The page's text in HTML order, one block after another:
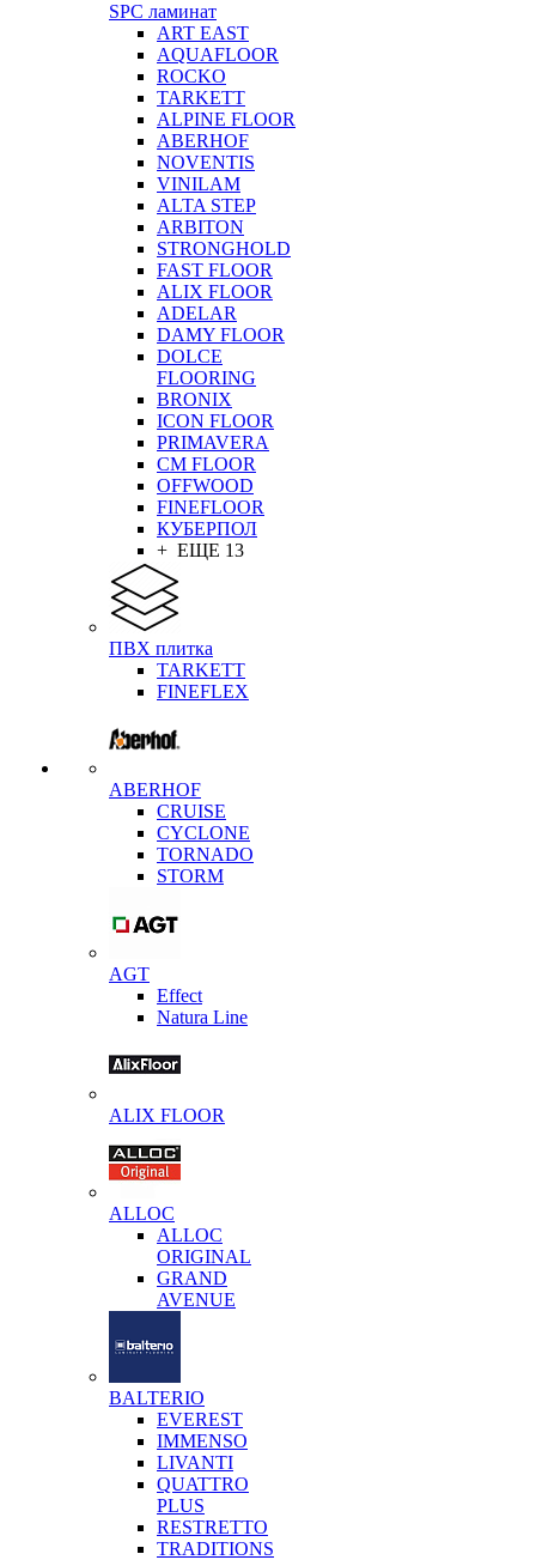
SPC ламинат
ART EAST
AQUAFLOOR
ROCKO
TARKETT
ALPINE FLOOR
ABERHOF
NOVENTIS
VINILAM
ALTA STEP
ARBITON
STRONGHOLD
FAST FLOOR
ALIX FLOOR
ADELAR
DAMY FLOOR
DOLCE
FLOORING
BRONIX
ICON FLOOR
PRIMAVERA
CM FLOOR
OFFWOOD
FINEFLOOR
КУБЕРПОЛ
+ ЕЩЕ 13
ПВХ плитка
TARKETT
FINEFLEX
ABERHOF
CRUISE
CYCLONE
TORNADO
STORM
AGT
Effect
Natura Line
ALIX FLOOR
ALLOC
ALLOC
ORIGINAL
GRAND
AVENUE
BALTERIO
EVEREST
IMMENSO
LIVANTI
QUATTRO
PLUS
RESTRETTO
TRADITIONS